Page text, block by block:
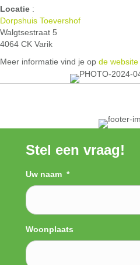
Locatie :
Dorpshuis Toevershof
Walgtsestraat 5
4064 CK Varik
Meer informatie vind je op de website
Stel een vraag!
Uw naam *
Woonplaats